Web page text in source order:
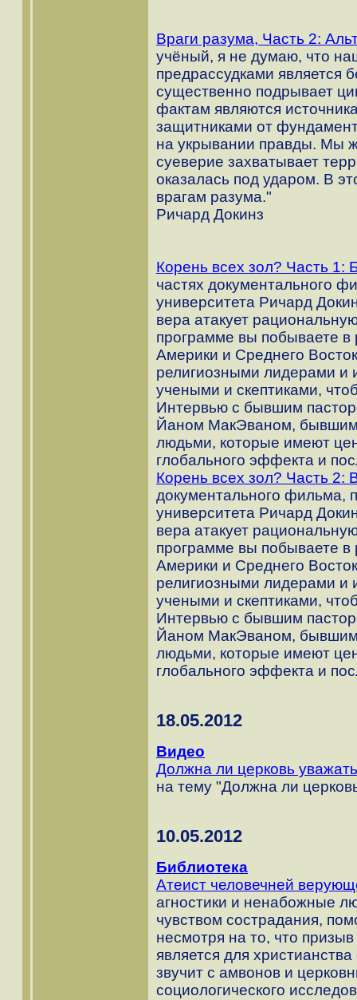
Враги разума, Часть 2:
учёный, я не думаю, что
предрассудками является
существенно подрывает
фактам являются
защитниками от
на укрывании правды. Мы
суеверие захватывает
оказалась под ударом. В
врагам разума."
Ричард Докинз
Корень всех зол? Часть 1:
частях документального
университета Ричард
вера атакует
программе вы побываете в
Америки и Среднего
религиозными лидерами и
учеными и скептиками,
Интервью с бывшим
Йаном МакЭваном,
людьми, которые имеют
глобального эффекта и
Корень всех зол? Часть 2:
документального фильма,
университета Ричард
вера атакует
программе вы побываете в
Америки и Среднего
религиозными лидерами и
учеными и скептиками,
Интервью с бывшим
Йаном МакЭваном,
людьми, которые имеют
глобального эффекта и
18.05.2012
Видео
Должна ли церковь
на тему "Должна ли
10.05.2012
Библиотека
Атеист человечней
агностики и ненабожные
чувством сострадания,
несмотря на то, что
является для
звучит с амвонов и
социологического